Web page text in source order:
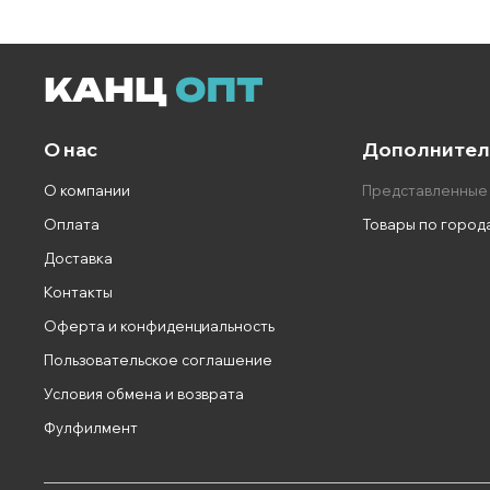
О нас
О компании
Оплата
Доставка
Контакты
Оферта и конфиденциальность
Пользовательское соглашение
Условия обмена и возврата
Фулфилмент
Товары по